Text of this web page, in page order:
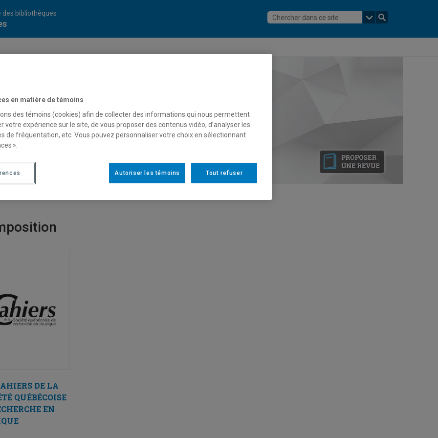
des bibliothèques
DE LA
QUÉBÉCOISE
EN
en matière de témoins
des témoins (cookies) afin de collecter des informations qui nous permettent
votre expérience sur le site, de vous proposer des contenus vidéo, d’analyser les
de fréquentation, etc. Vous pouvez personnaliser votre choix en sélectionnant
».
Tout refuser
Autoriser les témoins